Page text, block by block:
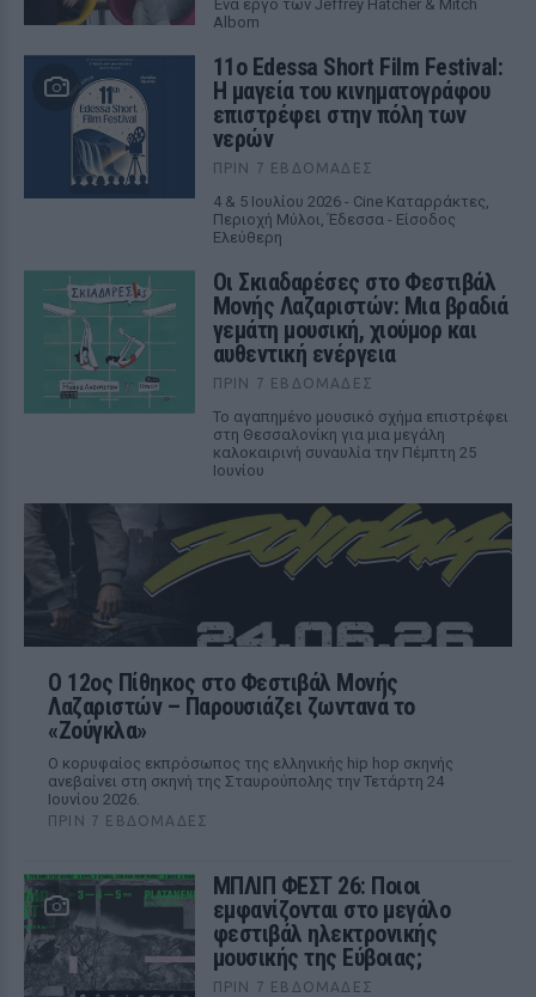
Ένα έργο των Jeffrey Hatcher & Mitch
Albom
11ο Edessa Short Film Festival:
Η μαγεία του κινηματογράφου
επιστρέφει στην πόλη των
νερών
ΠΡΙΝ 7 ΕΒΔΟΜΆΔΕΣ
4 & 5 Ιουλίου 2026 - Cine Καταρράκτες,
Περιοχή Μύλοι, Έδεσσα - Είσοδος
Ελεύθερη
Οι Σκιαδαρέσες στο Φεστιβάλ
Μονής Λαζαριστών: Μια βραδιά
γεμάτη μουσική, χιούμορ και
αυθεντική ενέργεια
ΠΡΙΝ 7 ΕΒΔΟΜΆΔΕΣ
Το αγαπημένο μουσικό σχήμα επιστρέφει
στη Θεσσαλονίκη για μια μεγάλη
καλοκαιρινή συναυλία την Πέμπτη 25
Ιουνίου
Ο 12ος Πίθηκος στο Φεστιβάλ Μονής
Λαζαριστών – Παρουσιάζει ζωντανά το
«Ζούγκλα»
Ο κορυφαίος εκπρόσωπος της ελληνικής hip hop σκηνής
ανεβαίνει στη σκηνή της Σταυρούπολης την Τετάρτη 24
Ιουνίου 2026.
ΠΡΙΝ 7 ΕΒΔΟΜΆΔΕΣ
ΜΠΛΙΠ ΦΕΣΤ 26: Ποιοι
εμφανίζονται στο μεγάλο
φεστιβάλ ηλεκτρονικής
μουσικής της Εύβοιας;
ΠΡΙΝ 7 ΕΒΔΟΜΆΔΕΣ